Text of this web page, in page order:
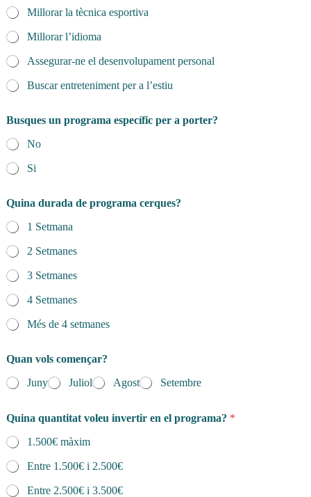
Millorar la tècnica esportiva
Millorar l’idioma
Assegurar-ne el desenvolupament personal
Buscar entreteniment per a l’estiu
Busques un programa específic per a porter?
No
Si
s
p
e
c
í
f
c
e
Quina durada de programa cerques?
1 Setmana
2 Setmanes
3 Setmanes
4 Setmanes
Més de 4 setmanes
Quan vols començar?
Juny
Juliol Agost Setembre
Quina quantitat voleu invertir en el programa? *
1.500€ màxim
Entre 1.500€ i 2.500€
Entre 2.500€ i 3.500€